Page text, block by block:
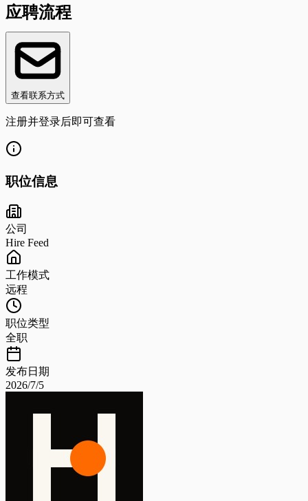
应聘流程
查看联系方式
注册并登录后即可查看
职位信息
公司
Hire Feed
工作模式
远程
职位类型
全职
发布日期
2026/7/5